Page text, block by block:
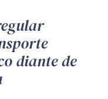
diante de